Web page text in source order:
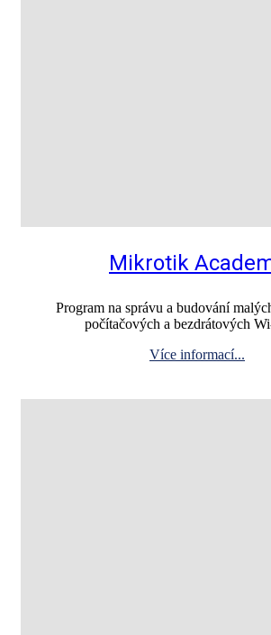
Mikrotik
Program na správu a budování
počítačových a bezdrátových
Více informací...